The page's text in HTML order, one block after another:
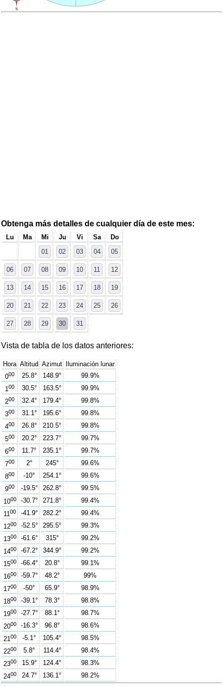
Obtenga más detalles de cualquier día de este mes:
Lu Ma Mi Ju Vi Sa
Do
01
02 03 04 05
06 07 08 09 10 11 12
13 14 15 16 17 18 19
20 21 22 23 24 25 26
27 28 29 30 31
Vista de tabla de los datos anteriores:
Hora Altitud Azimut
Iluminación lunar
000 25.8° 148.9°
99.9%
100 30.5° 163.5°
99.9%
200 32.4° 179.4°
99.8%
300 31.1° 195.6°
99.8%
400 26.8° 210.5°
99.8%
500 20.2° 223.7°
99.7%
600 11.7° 235.1°
99.7%
700 2° 245°
99.6%
800 -10° 254.1°
99.6%
900 -19.5° 262.8°
99.5%
1000 -30.7° 271.8°
99.4%
1100 -41.9° 282.2°
99.4%
1200 -52.5° 295.5°
99.3%
1300 -61.6° 315°
99.2%
1400 -67.2° 344.9°
99.2%
1500 -66.4° 20.8°
99.1%
1600 -59.7° 48.2°
99%
1700 -50° 65.9°
98.9%
1800 -39.1° 78.3°
98.8%
1900 -27.7° 88.1°
98.7%
2000 -16.3° 96.8°
98.6%
2100 -5.1° 105.4°
98.5%
2200 5.8° 114.4°
98.4%
2300 15.9° 124.4°
98.3%
2400 24.7° 136.1° 98.2%